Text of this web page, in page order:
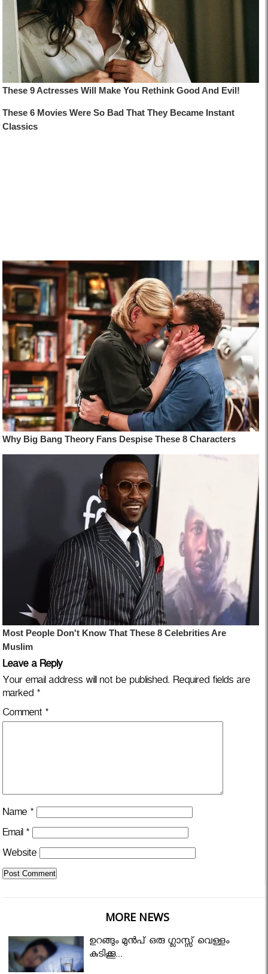
Leave a Reply
Your email address will not be published. Required fields are
marked *
Comment *
Name *
Email *
Website
MORE NEWS
ഉറങ്ങും മുന്‍പ് ഒരു ഗ്ലാസ്സ് വെള്ളം
കുടിക്കൂ...